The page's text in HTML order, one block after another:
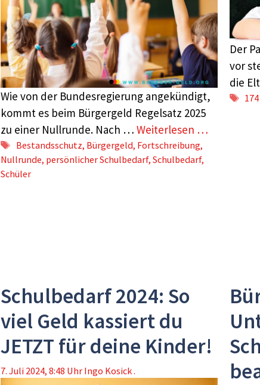
Wie von der Bundesregierung angekündigt,
kommt es beim Bürgergeld Regelsatz 2025
zu einer Nullrunde. Nach …Weiterlesen …
Schlagwörter
Bestandsschutz, Bürgergeld, Fortschreibung,
Nullrunde, persönlicher Schulbedarf,Schulbedarf,
Schüler
Der
vor
die
Schulbedarf 2024: So
viel Geld kassiert du
JETZT für deine Kinder!
7. Juli 2024, 8:48 Uhr Ingo Kosick .